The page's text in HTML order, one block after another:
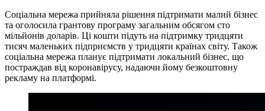
Соціальна мережа прийняла рішення підтримати малий бізнес
та оголосила грантову програму загальним обсягом сто
мільйонів доларів. Ці кошти підуть на підтримку тридцяти
тисяч маленьких підприємств у тридцяти країнах світу. Також
соціальна мережа планує підтримати локальний бізнес, що
постраждав від коронавірусу, надаючи йому безкоштовну
рекламу на платформі.